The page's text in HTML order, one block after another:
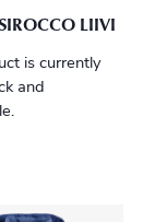
LIIVI
is currently
and